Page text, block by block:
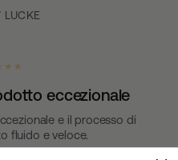
LUCKE
★ ★
eccezionale
e il processo di
fluido e veloce.